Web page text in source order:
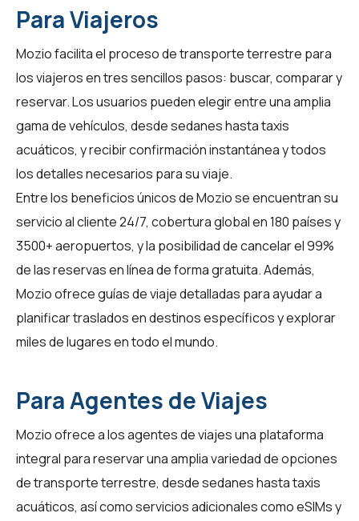
Para Viajeros
Mozio facilita el proceso de transporte terrestre para
losviajerosen tres sencillos pasos: buscar, comparar y
reservar. Los usuarios pueden elegir entre una amplia
gama de vehículos, desde sedanes hasta taxis
acuáticos, y recibir confirmación instantánea y todos
los detalles necesarios para su viaje.
Entre los beneficios únicos de Mozio se encuentran su
servicio al cliente 24/7, cobertura global en 180 países y
3500+ aeropuertos, y la posibilidad de cancelar el 99%
de las reservas en línea de forma gratuita. Además,
Mozioofrece guías de viaje detalladas para ayudar a
planificar traslados en destinos específicos y explorar
miles de lugares en todo el mundo.
Para Agentes de Viajes
Mozio ofrece a losagentes de viajesuna plataforma
integral para reservar una amplia variedad de opciones
de transporte terrestre, desde sedanes hasta taxis
acuáticos, así como servicios adicionales como eSIMs y